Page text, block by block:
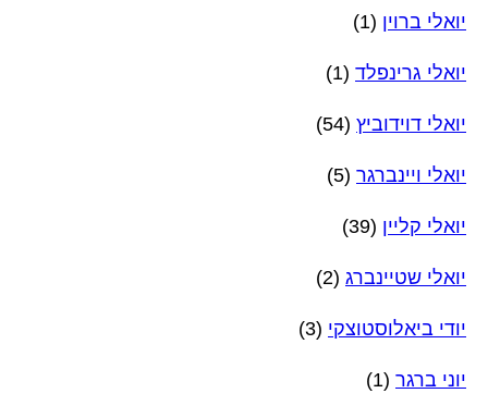
יואלי ברוין (1)
יואלי גרינפלד (1)
יואלי דוידוביץ (54)
יואלי ויינברגר (5)
יואלי קליין (39)
יואלי שטיינברג (2)
יודי ביאלוסטוצקי (3)
יוני ברגר (1)